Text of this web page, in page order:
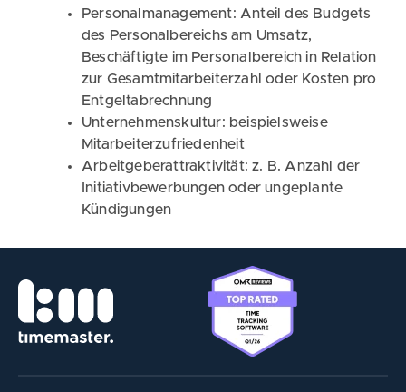
Personalmanagement: Anteil des Budgets
des Personalbereichs am Umsatz,
Beschäftigte im Personalbereich in Relation
zur Gesamtmitarbeiterzahl oder Kosten pro
Entgeltabrechnung
Unternehmenskultur: beispielsweise
Mitarbeiterzufriedenheit
Arbeitgeberattraktivität: z. B. Anzahl der
Initiativbewerbungen oder ungeplante
Kündigungen